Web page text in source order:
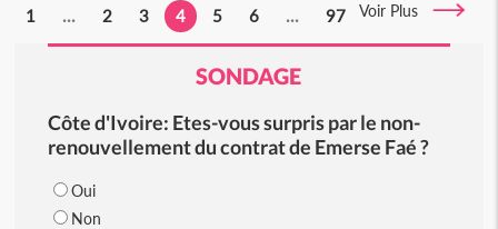
1 ... 2 3 4 5 6 ... 97 Voir Plus
SONDAGE
Côte d'Ivoire: Etes-vous surpris par le non-
renouvellement du contrat de Emerse Faé ?
Oui
Non